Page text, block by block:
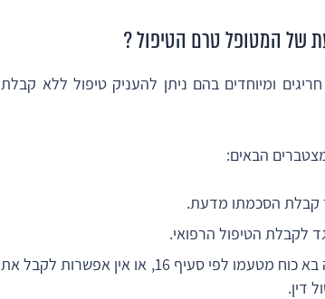
של המטופל טרם הטיפול ?
חריגים ומיוחדים בהם ניתן להעניק טיפול ללא קבלת
הבאים:
קבלת הסכמתו מדעת.
לקבלת הטיפול הרפואי.
אין אפשרות לקבל את הסכמת בא כוחו אם מונה בא כוח מטעמו לפי סעיף 16, או אין אפשרות לקבל את
דין.